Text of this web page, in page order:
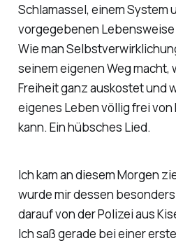
Schlamassel, einem System
vorgegebenen Lebensweise
Wie man
seinem eigenen Weg macht,
Freiheit ganz auskostet und
eigenes Leben völlig frei
kann. Ein hübsches Lied.
Ich kam an diesem Morgen
wurde mir dessen besonders
darauf von der Polizei aus
Ich saß gerade bei einer